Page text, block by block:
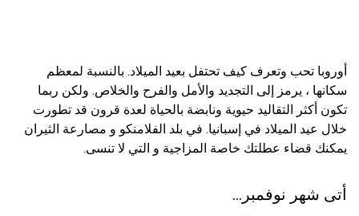
أوروبا تحب وتعرف كيف تحتفل بعيد الميلاد. بالنسبة لمعظم
سكانها ، يرمز إلى التجديد والأمل والفرح والخلاص. ولكن ربما
تكون أكثر التقاليد حيوية ونابضة بالحياة لعدة قرون قد تطورت
خلال عيد الميلاد في إسبانيا. في بلد الفلامنكو و مصارعة الثيران
يمكنك قضاء عطلتك خاصة المزاجية و التي لا تنسى.
أتى شهر نوفمبر...